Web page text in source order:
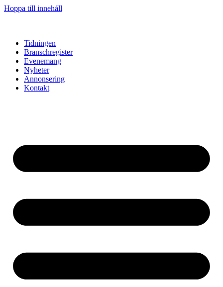
Hoppa till innehåll
Tidningen
Branschregister
Evenemang
Nyheter
Annonsering
Kontakt